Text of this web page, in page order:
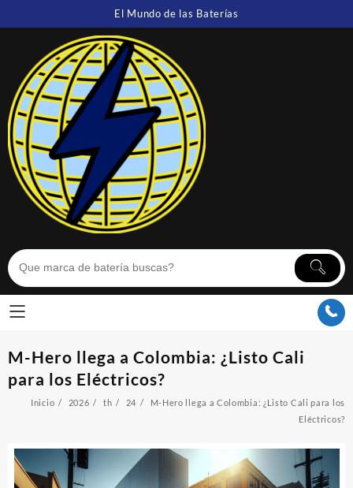
El Mundo de las Baterías
M-Hero llega a Colombia: ¿Listo Cali
para los Eléctricos?
Inicio 2026 th 24
M-Hero llega a Colombia: ¿Listo Cali para los
Eléctricos?